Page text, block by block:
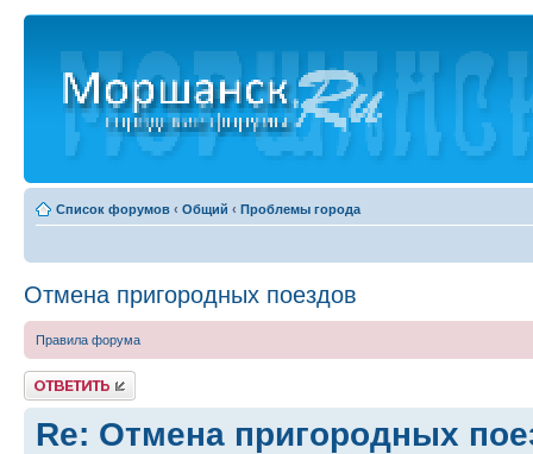
Список форумов ‹ Общий ‹ Проблемы города
Отмена пригородных поездов
Правила форума
Ответить
Re: Отмена пригородных